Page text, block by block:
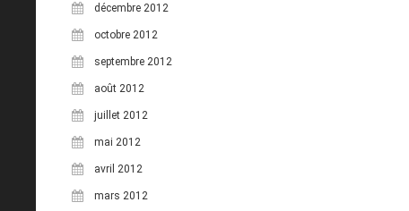
décembre 2012
octobre 2012
septembre 2012
août 2012
juillet 2012
mai 2012
avril 2012
mars 2012